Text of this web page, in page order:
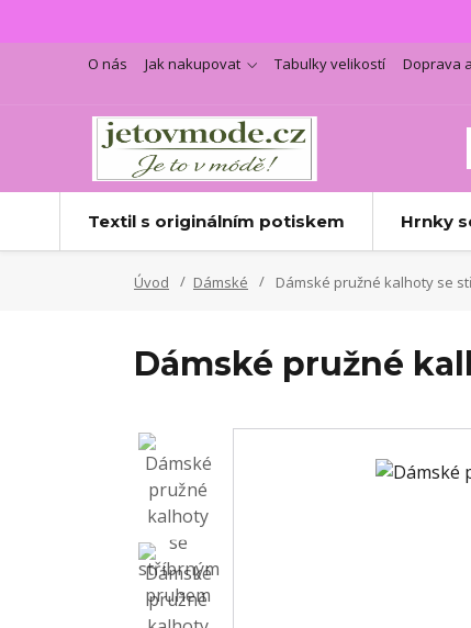
O nás Jak nakupovat Tabulky velikostí Doprava
Textil s originálním potiskem Hrnky
Úvod Dámské Dámské pružné kalhoty se
Dámské pružné